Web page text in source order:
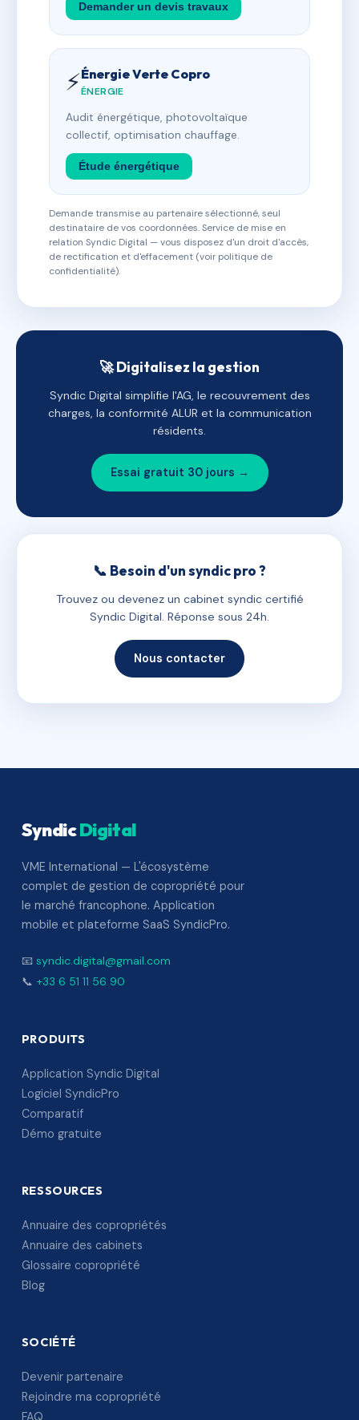
Demander un devis travaux
⚡Énergie Verte Copro
ÉNERGIE
Audit énergétique, photovoltaïque
collectif, optimisation chauffage.
Étude énergétique
Demande transmise au partenaire sélectionné, seul
destinataire de vos coordonnées. Service de mise en
relation Syndic Digital — vous disposez d'un droit d'accès,
de rectification et d'effacement (voir politique de
confidentialité).
🚀 Digitalisez la gestion
Syndic Digital simplifie l'AG, le recouvrement des
charges, la conformité ALUR et la communication
résidents.
Essai gratuit 30 jours →
📞 Besoin d'un syndic pro ?
Trouvez ou devenez un cabinet syndic certifié
Syndic Digital. Réponse sous 24h.
Nous contacter
SyndicDigital
VME International — L'écosystème
complet de gestion de copropriété pour
le marché francophone. Application
mobile et plateforme SaaS SyndicPro.
📧 syndic.digital@gmail.com
📞 +33 6 51 11 56 90
PRODUITS
Application Syndic Digital
Logiciel SyndicPro
Comparatif
Démo gratuite
RESSOURCES
Annuaire des copropriétés
Annuaire des cabinets
Glossaire copropriété
Blog
SOCIÉTÉ
Devenir partenaire
Rejoindre ma copropriété
FAQ